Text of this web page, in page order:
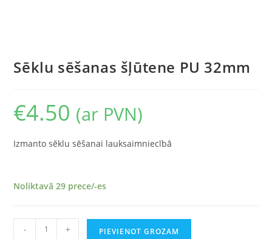
Sēklu sēšanas šļūtene PU 32mm
€4.50 (ar PVN)
Izmanto sēklu sēšanai lauksaimniecībā
Noliktavā 29 prece/-es
- + PIEVIENOT GROZAM